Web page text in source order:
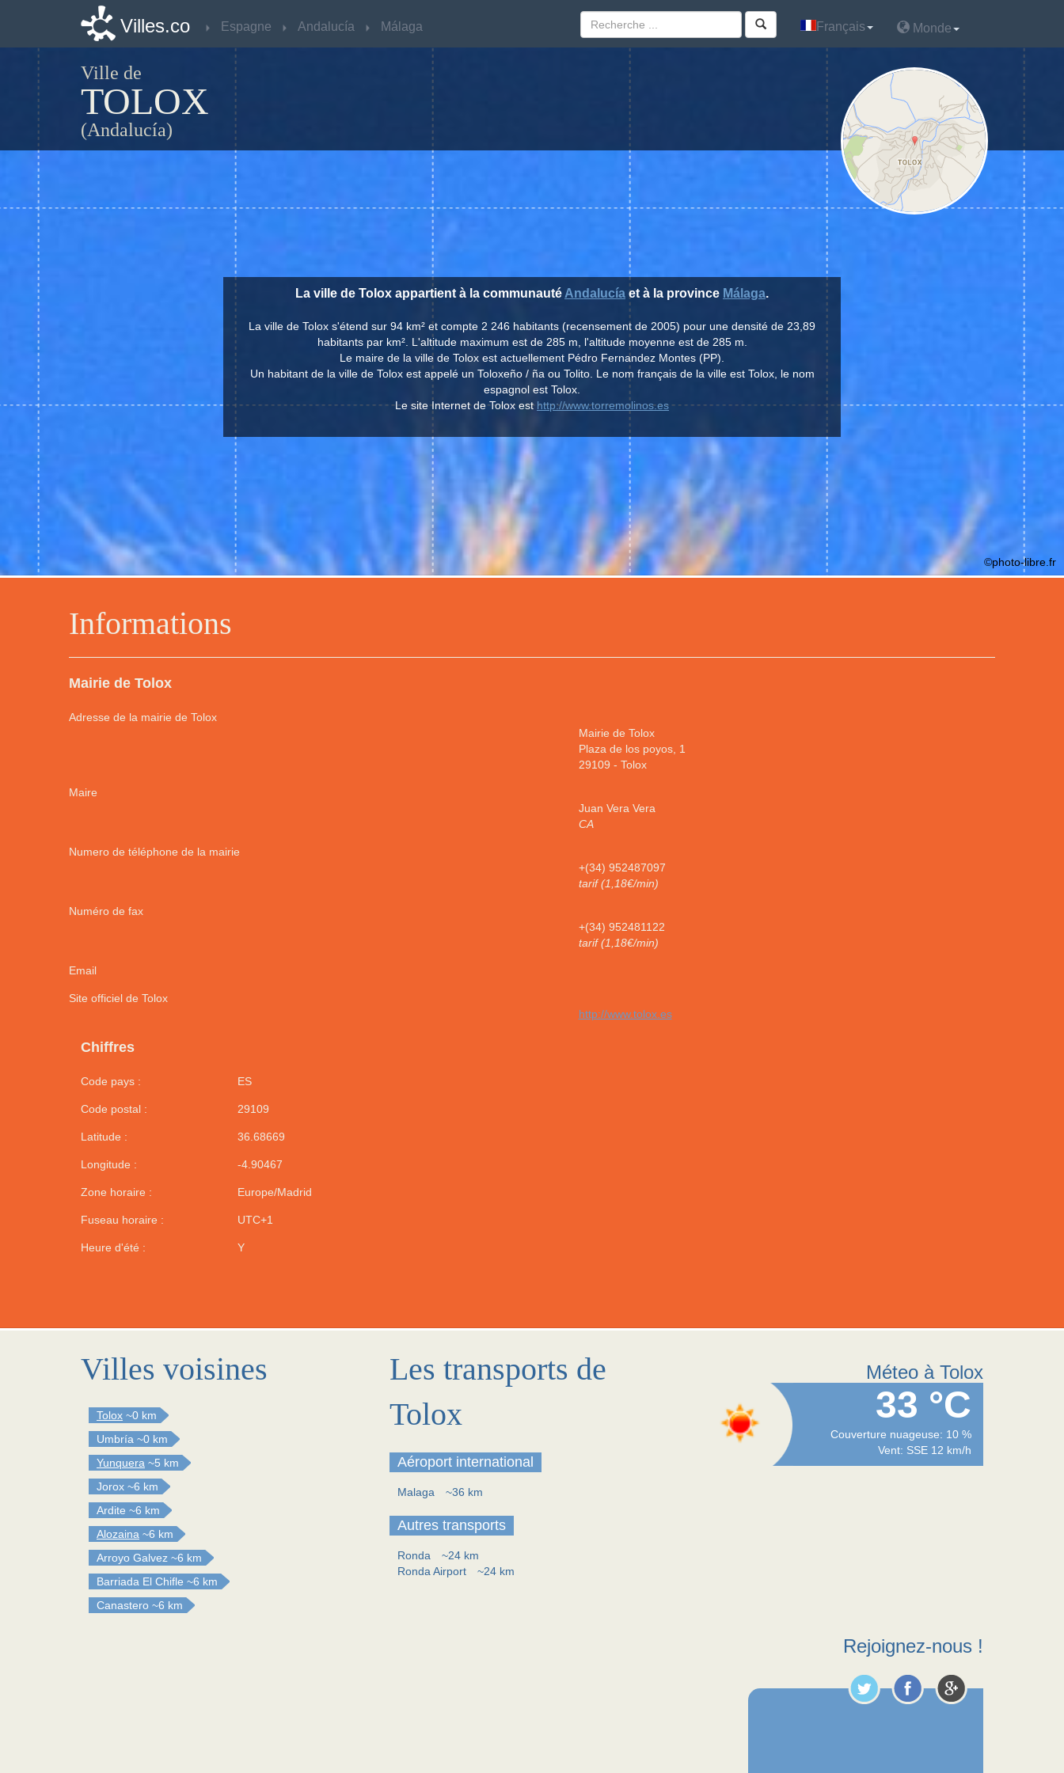
Villes.co Espagne Andalucía Málaga Français Monde
Ville de
TOLOX
(Andalucía)
Informations
Mairie de Tolox
Adresse de la mairie de Tolox
Mairie de Tolox
Plaza de los poyos, 1
29109 - Tolox
Maire
Juan Vera Vera
CA
Numero de téléphone de la mairie
+(34) 952487097
tarif (1,18€/min)
Numéro de fax
+(34) 952481122
tarif (1,18€/min)
Email
Site officiel de Tolox
http://www.tolox.es
Chiffres
Code pays : ES
Code postal : 29109
Latitude : 36.68669
Longitude : -4.90467
Zone horaire : Europe/Madrid
Fuseau horaire : UTC+1
Heure d'été : Y
La ville de Tolox appartient à la communauté Andalucía et à la province Málaga.
La ville de Tolox s'étend sur 94 km² et compte 2 246 habitants (recensement de 2005) pour une densité de 23,89
habitants par km². L'altitude maximum est de 285 m, l'altitude moyenne est de 285 m.
Le maire de la ville de Tolox est actuellement Pédro Fernandez Montes (PP).
Un habitant de la ville de Tolox est appelé un Toloxeño / ña ou Tolito. Le nom français de la ville est Tolox, le nom
espagnol est Tolox.
Le site Internet de Tolox esthttp://www.torremolinos.es
©photo-libre.fr
Villes voisines
Tolox ~0 km
Umbría ~0 km
Yunquera ~5 km
Jorox ~6 km
Ardite ~6 km
Alozaina ~6 km
Arroyo Galvez ~6 km
Barriada El Chifle ~6 km
Canastero ~6 km
Les transports de
Tolox
Aéroport international
Malaga ~36 km
Autres transports
Ronda
~24 km
Ronda Airport
~24 km
Méteo à Tolox
33 °C
Couverture nuageuse: 10 %
Vent: SSE 12 km/h
Rejoignez-nous !
Villes.co Espagne Andalucía Málaga Français Monde